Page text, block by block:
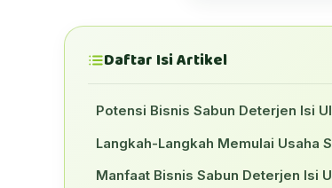
Daftar Isi Artikel
Potensi Bisnis Sabun Deterjen Isi
Langkah-Langkah Memulai Usaha
Manfaat Bisnis Sabun Deterjen Isi